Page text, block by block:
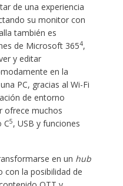
de una experiencia
su monitor con
también es
de Microsoft 3654,
y editar
en la
PC, gracias al Wi-Fi
de entorno
ofrece muchos
C5, USB y funciones
en un hub
la posibilidad de